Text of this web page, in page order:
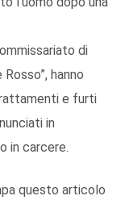
di
hanno
e furti
in
in carcere.
questo articolo